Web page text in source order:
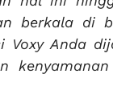
berkala di
Voxy Anda